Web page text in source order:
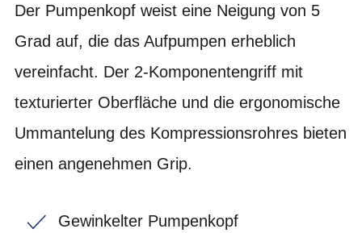
Der Pumpenkopf weist eine Neigung von 5
Grad auf, die das Aufpumpen erheblich
vereinfacht. Der 2-Komponentengriff mit
texturierter Oberfläche und die ergonomische
Ummantelung des Kompressionsrohres bieten
einen angenehmen Grip.
Gewinkelter Pumpenkopf